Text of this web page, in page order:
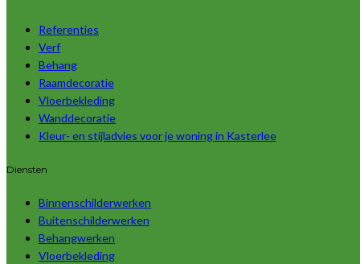
Referenties
Verf
Behang
Raamdecoratie
Vloerbekleding
Wanddecoratie
Kleur- en stijladvies voor je woning in Kasterlee
Diensten
Binnenschilderwerken
Buitenschilderwerken
Behangwerken
Vloerbekleding